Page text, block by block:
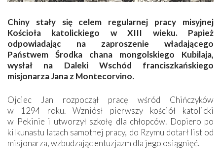
Chiny stały się celem regularnej pracy misyjnej
Kościoła katolickiego w XIII wieku. Papież
odpowiadając na zaproszenie władającego
Państwem Środka chana mongolskiego Kubilaja,
wysłał na Daleki Wschód franciszkańskiego
misjonarza Jana z Montecorvino.
Ojciec Jan rozpoczął pracę wśród Chińczyków
w 1294 roku. Wzniósł pierwszy kościół katolicki
w Pekinie i utworzył szkołę dla chłopców. Dopiero po
kilkunastu latach samotnej pracy, do Rzymu dotarł list od
misjonarza, wzbudzając entuzjazm dla jego osiągnięć.